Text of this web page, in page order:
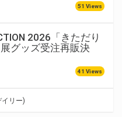
51 Views
2026「きただり
グッズ受注再販決
41 Views
リー)